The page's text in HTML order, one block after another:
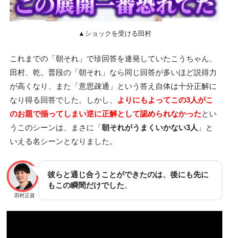
▲ショックを受ける田村
これまでの「朝それ」で珍回答を連発していたこうちゃん、
田村、乾。普段の「朝それ」なら同じ回答が多いほど説得力
が高くなり、また「意思疎通」という答え自体は十分正解に
なり得る回答でした。しかし、
よりにもよってこの3人がこ
のお題で揃ってしまい逆に正解として認められなかったとい
うこのシーンは、まさに「 朝それがうまくいかない3人 」と
いえる名シーンとなりました。
田村正資
彼らと通じ合うことができたのは、後にも先に
もこの瞬間だけでした。